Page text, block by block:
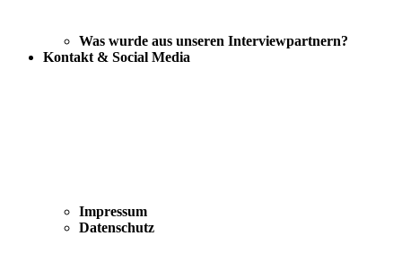
Was wurde aus unseren Interviewpartnern?
Kontakt & Social Media
Impressum
Datenschutz